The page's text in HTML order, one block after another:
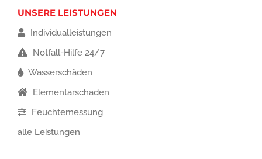
UNSERE LEISTUNGEN
Individualleistungen
Notfall-Hilfe 24/7
Wasserschäden
Elementarschaden
Feuchtemessung
alle Leistungen